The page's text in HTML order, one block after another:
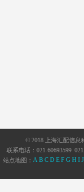
© 2018 上海汇配信息
联系电话：021-60693599
站点地图： A B C D E F G H I J